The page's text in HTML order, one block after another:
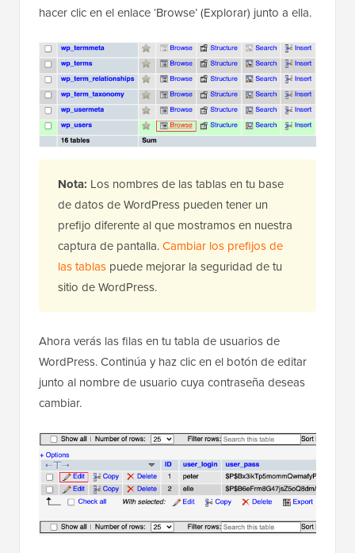
hacer clic en el enlace ‘Browse’ (Explorar) junto a ella.
Nota: Los nombres de las tablas en tu base
de datos de WordPress pueden tener un
prefijo diferente al que mostramos en nuestra
captura de pantalla.Cambiar los prefijos de
las tablas puede mejorar la seguridad de tu
sitio de WordPress.
Ahora verás las filas en tu tabla de usuarios de
WordPress. Continúa y haz clic en el botón de editar
junto al nombre de usuario cuya contraseña deseas
cambiar.